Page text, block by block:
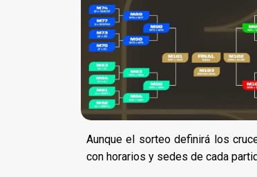
Aunque el sorteo definirá los
con horarios y sedes de cada